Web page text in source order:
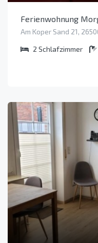
Ferienwohnung
Am Koper Sand 21,
2 Schlafzimmer